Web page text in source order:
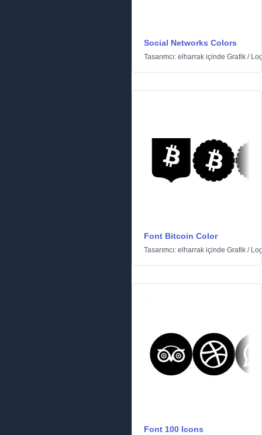
Social Networks Colors
Tasarımcı: elharrak içinde Grafik /
Font Bitcoin Color
Tasarımcı: elharrak içinde Grafik /
Font 100 Icons